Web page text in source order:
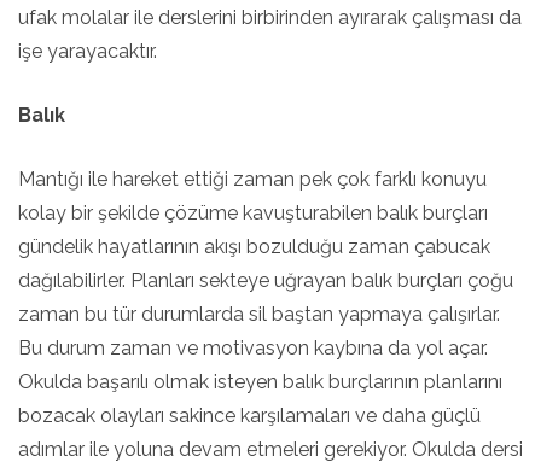
ufak molalar ile derslerini birbirinden ayırarak çalışması da
işe yarayacaktır.
Balık
Mantığı ile hareket ettiği zaman pek çok farklı konuyu
kolay bir şekilde çözüme kavuşturabilen balık burçları
gündelik hayatlarının akışı bozulduğu zaman çabucak
dağılabilirler. Planları sekteye uğrayan balık burçları çoğu
zaman bu tür durumlarda sil baştan yapmaya çalışırlar.
Bu durum zaman ve motivasyon kaybına da yol açar.
Okulda başarılı olmak isteyen balık burçlarının planlarını
bozacak olayları sakince karşılamaları ve daha güçlü
adımlar ile yoluna devam etmeleri gerekiyor. Okulda dersi